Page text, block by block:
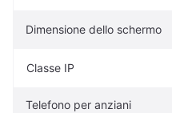
Dimensione dello schermo
Classe IP
Telefono per anziani